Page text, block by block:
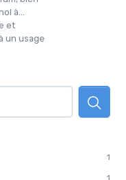
à...
et
un usage
1
1